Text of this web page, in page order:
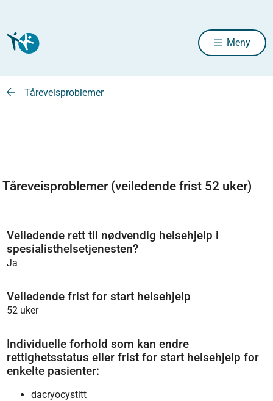
Meny
Tåreveisproblemer
Tåreveisproblemer (veiledende frist 52 uker)
Veiledende rett til nødvendig helsehjelp i
spesialisthelsetjenesten?
Ja
Veiledende frist for start helsehjelp
52 uker
Individuelle forhold som kan endre
rettighetsstatus eller frist for start helsehjelp for
enkelte pasienter:
dacryocystitt